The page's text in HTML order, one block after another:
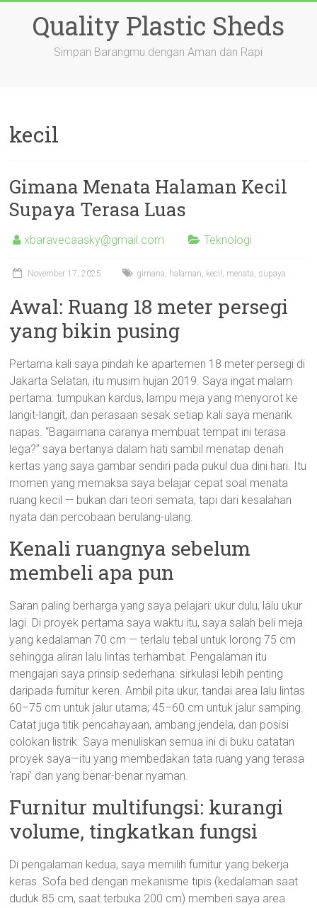
contentQuality Plastic Sheds
Simpan Barangmu dengan Aman dan Rapi
kecil
Gimana Menata Halaman Kecil
Supaya Terasa Luas
xbaravecaasky@gmail.com Teknologi
November 17, 2025 gimana, halaman, kecil , menata, supaya
Awal: Ruang 18 meter persegi
yang bikin pusing
Pertama kali saya pindah ke apartemen 18 meter persegi di
Jakarta Selatan, itu musim hujan 2019. Saya ingat malam
pertama: tumpukan kardus, lampu meja yang menyorot ke
langit-langit, dan perasaan sesak setiap kali saya menarik
napas. “Bagaimana caranya membuat tempat ini terasa
lega?” saya bertanya dalam hati sambil menatap denah
kertas yang saya gambar sendiri pada pukul dua dini hari. Itu
momen yang memaksa saya belajar cepat soal menata
ruang kecil — bukan dari teori semata, tapi dari kesalahan
nyata dan percobaan berulang-ulang.
Kenali ruangnya sebelum
membeli apa pun
Saran paling berharga yang saya pelajari: ukur dulu, lalu ukur
lagi. Di proyek pertama saya waktu itu, saya salah beli meja
yang kedalaman 70 cm — terlalu tebal untuk lorong 75 cm
sehingga aliran lalu lintas terhambat. Pengalaman itu
mengajari saya prinsip sederhana: sirkulasi lebih penting
daripada furnitur keren. Ambil pita ukur, tandai area lalu lintas
60–75 cm untuk jalur utama; 45–60 cm untuk jalur samping.
Catat juga titik pencahayaan, ambang jendela, dan posisi
colokan listrik. Saya menuliskan semua ini di buku catatan
proyek saya—itu yang membedakan tata ruang yang terasa
‘rapi’ dan yang benar-benar nyaman.
Furnitur multifungsi: kurangi
volume, tingkatkan fungsi
Di pengalaman kedua, saya memilih furnitur yang bekerja
keras. Sofa bed dengan mekanisme tipis (kedalaman saat
duduk 85 cm, saat terbuka 200 cm) memberi saya area